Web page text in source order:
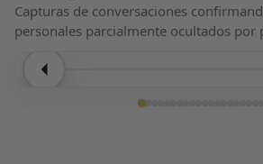
Capturas de conversaciones
personales parcialmente ocultados por